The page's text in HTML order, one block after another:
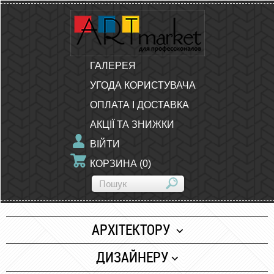
ГАЛЕРЕЯ
УГОДА КОРИСТУВАЧА
ОПЛАТА І ДОСТАВКА
АКЦІЇ ТА ЗНИЖКИ
ВІЙТИ
КОРЗИНА (0)
АРХІТЕКТОРУ
Папір
ДИЗАЙНЕРУ